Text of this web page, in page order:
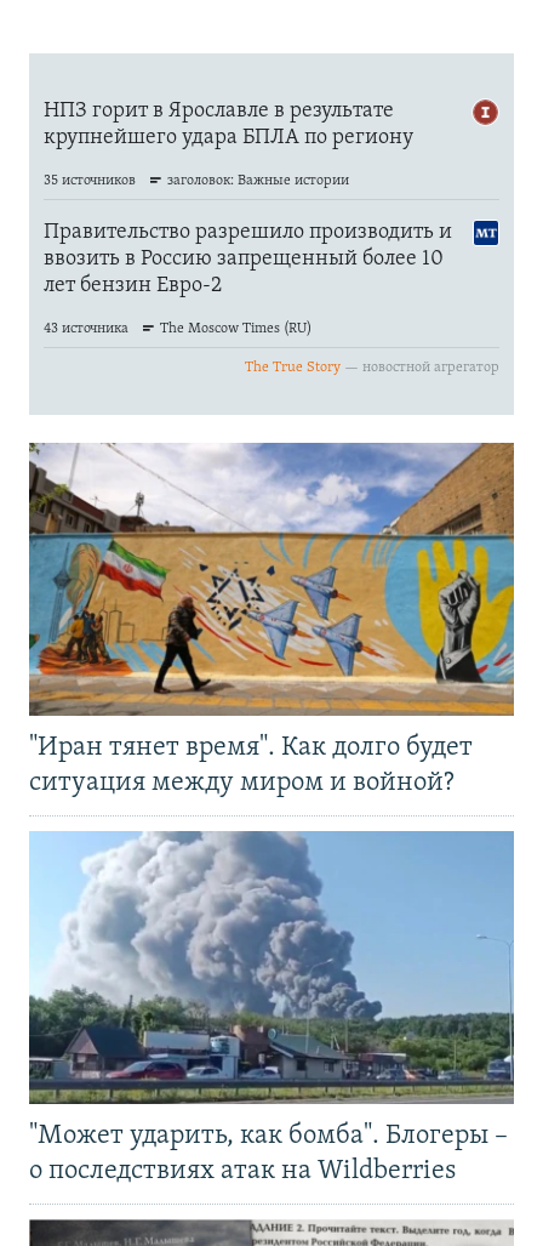
"Иран тянет время". Как долго будет
ситуация между миром и войной?
"Может ударить, как бомба". Блогеры –
о последствиях атак на Wildberries